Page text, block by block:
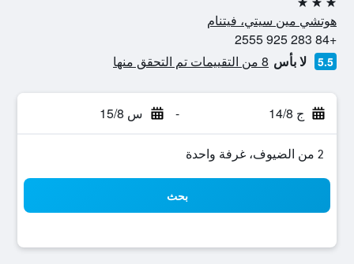
3 نجوم
هوتشي مين سيتي، فيتنام
+84 283 925 2555
5.5 لا بأس 8 من التقييمات تم التحقق منها
ج 14/8 - س 15/8
2 من الضيوف، غرفة واحدة
بحث